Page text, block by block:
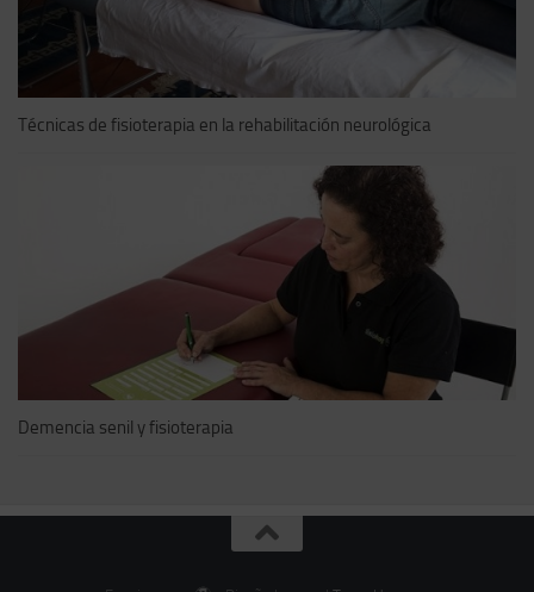
Técnicas de fisioterapia en la rehabilitación neurológica
Demencia senil y fisioterapia